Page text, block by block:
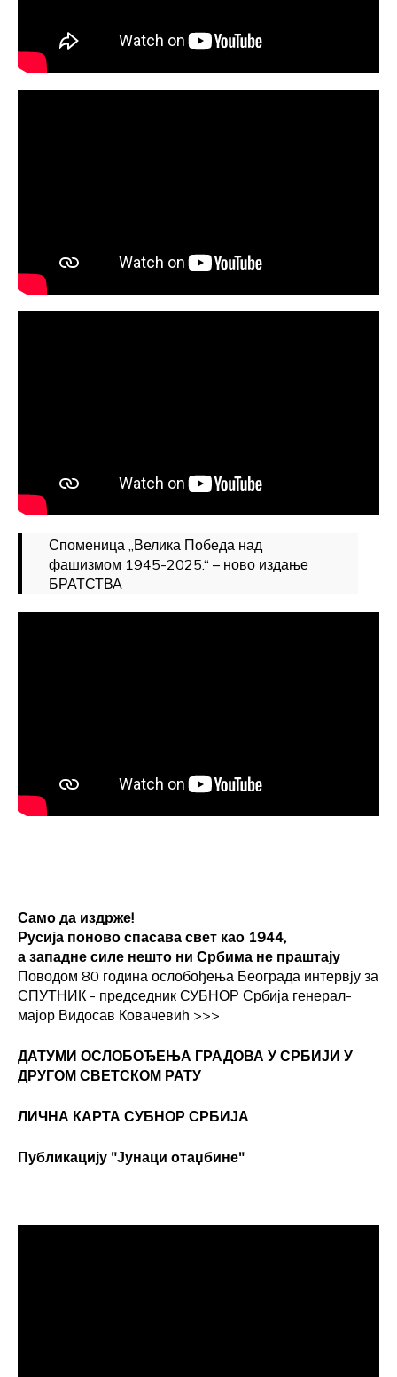
Споменица „Велика Победа над
фашизмом 1945-2025.“ – ново издање
БРАТСТВА
Само да издрже!
Русија поново спасава свет као 1944,
а западне силе нешто ни Србима не праштају
Поводом 80 година ослобођења Београда интервју за
СПУТНИК - председник СУБНОР Србија генерал-
мајор Видосав Ковачевић >>>
ДАТУМИ ОСЛОБОЂЕЊА ГРАДОВА У СРБИЈИ У
ДРУГОМ СВЕТСКОМ РАТУ
ЛИЧНА КАРТА СУБНОР СРБИЈА
Публикацију "Јунаци отаџбине"